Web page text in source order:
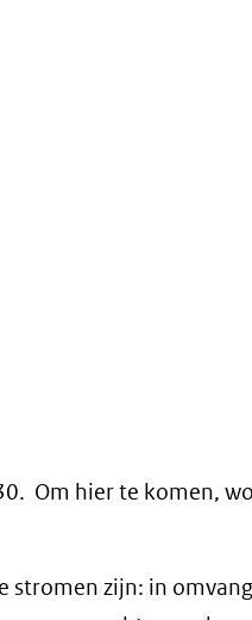
Om hier te komen,
stromen zijn: in